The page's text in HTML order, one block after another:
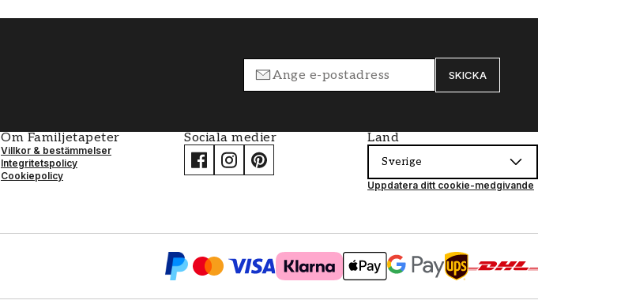
SKICKA
Om Familjetapeter
Villkor & bestämmelser
Integritetspolicy
Cookiepolicy
Sociala medier Land
Sverige
Uppdatera ditt cookie-medgivande